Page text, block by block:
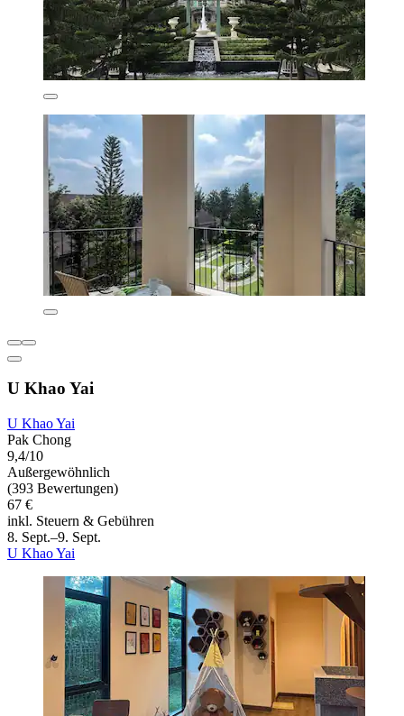
U Khao Yai
U Khao Yai
Pak Chong
9,4/10
Außergewöhnlich
(393 Bewertungen)
67 €
inkl. Steuern & Gebühren
8. Sept.–9. Sept.
U Khao Yai